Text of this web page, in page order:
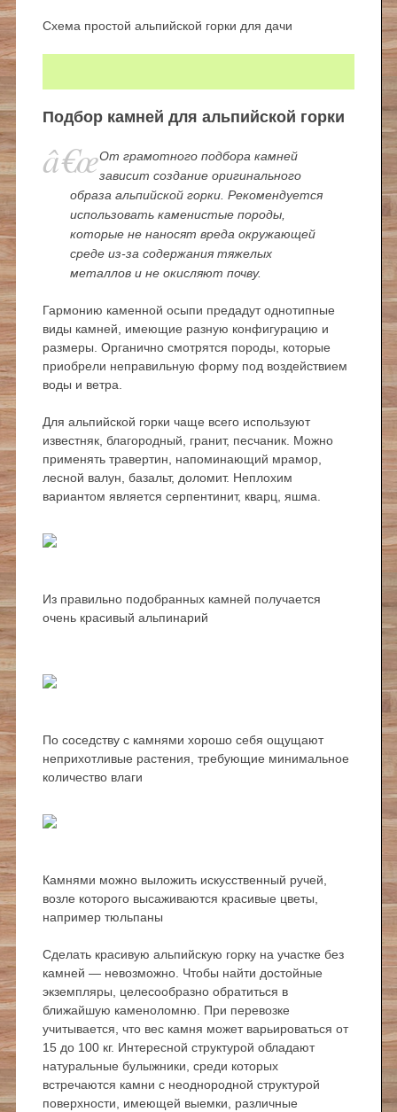
Схема простой альпийской горки для дачи
Подбор камней для альпийской горки
От грамотного подбора камней
зависит создание оригинального
образа альпийской горки. Рекомендуется
использовать каменистые породы,
которые не наносят вреда окружающей
среде из-за содержания тяжелых
металлов и не окисляют почву.
Гармонию каменной осыпи предадут однотипные
виды камней, имеющие разную конфигурацию и
размеры. Органично смотрятся породы, которые
приобрели неправильную форму под воздействием
воды и ветра.
Для альпийской горки чаще всего используют
известняк, благородный, гранит, песчаник. Можно
применять травертин, напоминающий мрамор,
лесной валун, базальт, доломит. Неплохим
вариантом является серпентинит, кварц, яшма.
Из правильно подобранных камней получается
очень красивый альпинарий
По соседству с камнями хорошо себя ощущают
неприхотливые растения, требующие минимальное
количество влаги
Камнями можно выложить искусственный ручей,
возле которого высаживаются красивые цветы,
например тюльпаны
Сделать красивую альпийскую горку на участке без
камней — невозможно. Чтобы найти достойные
экземпляры, целесообразно обратиться в
ближайшую каменоломню. При перевозке
учитывается, что вес камня может варьироваться от
15 до 100 кг. Интересной структурой обладают
натуральные булыжники, среди которых
встречаются камни с неоднородной структурой
поверхности, имеющей выемки, различные